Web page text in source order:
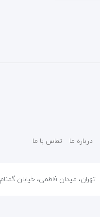
درباره ما تماس با ما
تهران، میدان فاطمی، خیابان گمنام،